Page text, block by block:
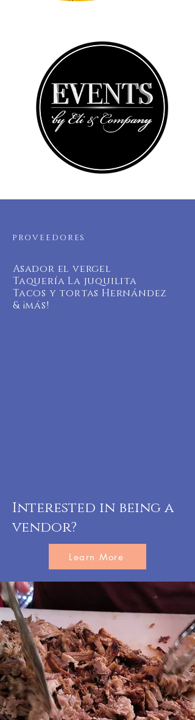
PROVEEDORES
Asador el vergel
Taquería La juquilita
Tacos y tortas Hernández
& ¡más!
Interested in being a
vendor?
Learn More